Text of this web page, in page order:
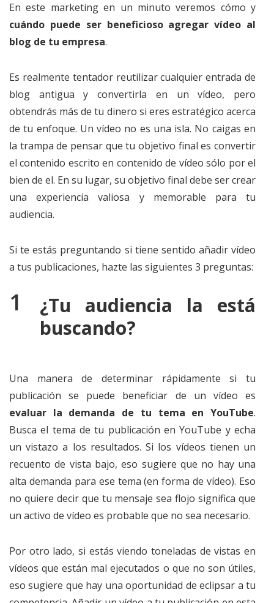
En este marketing en un minuto veremos cómo y
cuándo puede ser beneficioso agregar vídeo al
blog de tu empresa.
Es realmente tentador reutilizar cualquier entrada de
blog antigua y convertirla en un vídeo, pero
obtendrás más de tu dinero si eres estratégico acerca
de tu enfoque. Un vídeo no es una isla. No caigas en
la trampa de pensar que tu objetivo final es convertir
el contenido escrito en contenido de vídeo sólo por el
bien de el. En su lugar, su objetivo final debe ser crear
una experiencia valiosa y memorable para tu
audiencia.
Si te estás preguntando si tiene sentido añadir vídeo
a tus publicaciones, hazte las siguientes 3 preguntas:
¿Tu audiencia la está
buscando?
Una manera de determinar rápidamente si tu
publicación se puede beneficiar de un vídeo es
evaluar la demanda de tu tema en YouTube.
Busca el tema de tu publicación en YouTube y echa
un vistazo a los resultados. Si los vídeos tienen un
recuento de vista bajo, eso sugiere que no hay una
alta demanda para ese tema (en forma de vídeo). Eso
no quiere decir que tu mensaje sea flojo significa que
un activo de vídeo es probable que no sea necesario.
Por otro lado, si estás viendo toneladas de vistas en
vídeos que están mal ejecutados o que no son útiles,
eso sugiere que hay una oportunidad de eclipsar a tu